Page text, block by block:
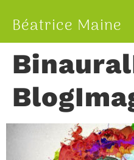
Béatrice Maine